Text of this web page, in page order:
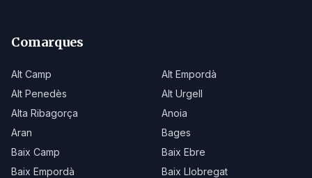
Comarques
Alt Camp
Alt Empordà
Alt Penedès
Alt Urgell
Alta Ribagorça
Anoia
Aran
Bages
Baix Camp
Baix Ebre
Baix Empordà
Baix Llobregat